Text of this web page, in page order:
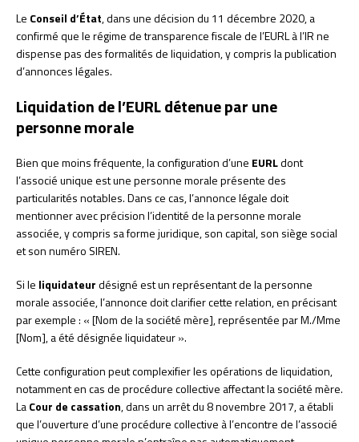
Le Conseil d’État, dans une décision du 11 décembre 2020, a
confirmé que le régime de transparence fiscale de l’EURL à l’IR ne
dispense pas des formalités de liquidation, y compris la publication
d’annonces légales.
Liquidation de l’EURL détenue par une
personne morale
Bien que moins fréquente, la configuration d’une EURLdont
l’associé unique est une personne morale présente des
particularités notables. Dans ce cas, l’annonce légale doit
mentionner avec précision l’identité de la personne morale
associée, y compris sa forme juridique, son capital, son siège social
et son numéro SIREN.
Si le liquidateurdésigné est un représentant de la personne
morale associée, l’annonce doit clarifier cette relation, en précisant
par exemple : « [Nom de la société mère], représentée par M./Mme
[Nom], a été désignée liquidateur ».
Cette configuration peut complexifier les opérations de liquidation,
notamment en cas de procédure collective affectant la société mère.
LaCour de cassation, dans un arrêt du 8 novembre 2017, a établi
que l’ouverture d’une procédure collective à l’encontre de l’associé